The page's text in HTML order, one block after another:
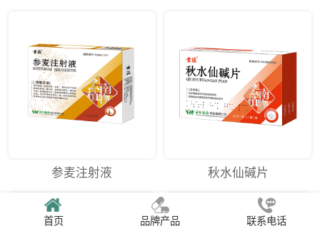
参麦注射液 秋水仙碱片
首页 品牌产品 联系电话